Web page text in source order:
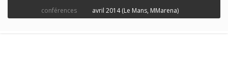
conférences
avril 2014 (Le Mans, MMarena)